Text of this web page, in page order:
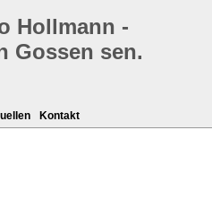
Hollmann -
Gossen sen.
Kontakt